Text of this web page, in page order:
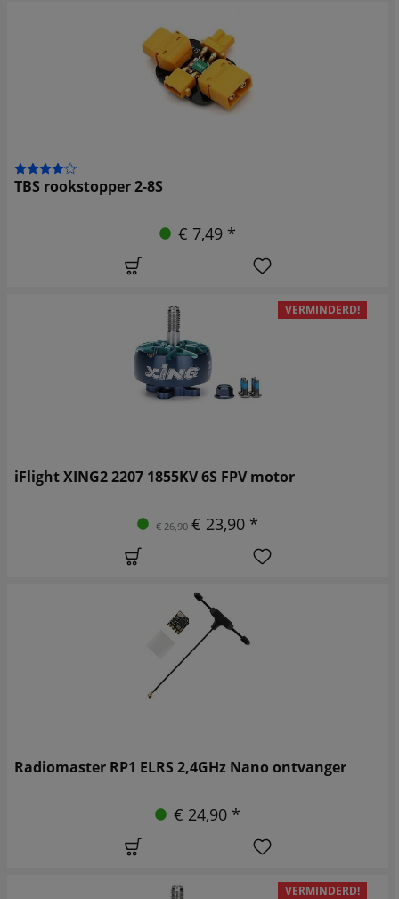
TBS rookstopper 2-8S
€ 7,49 *
VERMINDERD!
iFlight XING2 2207 1855KV 6S FPV motor
€ 26,90 € 23,90 *
Radiomaster RP1 ELRS 2,4GHz Nano ontvanger
€ 24,90 *
VERMINDERD!